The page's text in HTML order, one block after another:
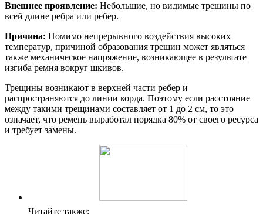
Внешнее проявление: Небольшие, но видимые трещины по
всей длине ребра или ребер.
Причина: Помимо непрерывного воздействия высоких
температур, причиной образования трещин может являться
также механическое напряжение, возникающее в результате
изгиба ремня вокруг шкивов.
Трещины возникают в верхней части ребер и
распространяются до линии корда. Поэтому если расстояние
между такими трещинами составляет от 1 до 2 см, то это
означает, что ремень выработал порядка 80% от своего ресурса
и требует замены.
Читайте также: